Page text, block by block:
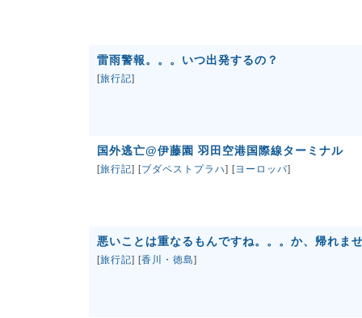
雷雨警報。。。いつ出発するの？
[旅行記]
国外逃亡@伊藤園 羽田空港国際線ターミナル
[旅行記] [ブダペストプラハ] [ヨーロッパ]
悪いことは重なるもんですね。。。か、帰れま
[旅行記] [香川・徳島]